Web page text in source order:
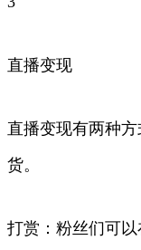
直播变现
直播变现有两种
货。
打赏：粉丝们可